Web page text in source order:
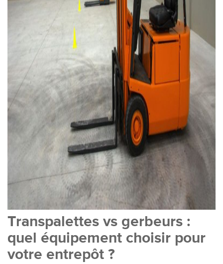
Transpalettes vs gerbeurs :
quel équipement choisir pour
votre entrepôt ?